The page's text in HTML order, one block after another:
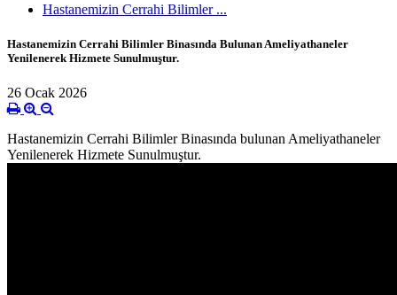
Hastanemizin Cerrahi Bilimler ...
Hastanemizin Cerrahi Bilimler Binasında Bulunan Ameliyathaneler
Yenilenerek Hizmete Sunulmuştur.
26 Ocak 2026
Hastanemizin Cerrahi Bilimler Binasında bulunan Ameliyathaneler
Yenilenerek Hizmete Sunulmuştur.